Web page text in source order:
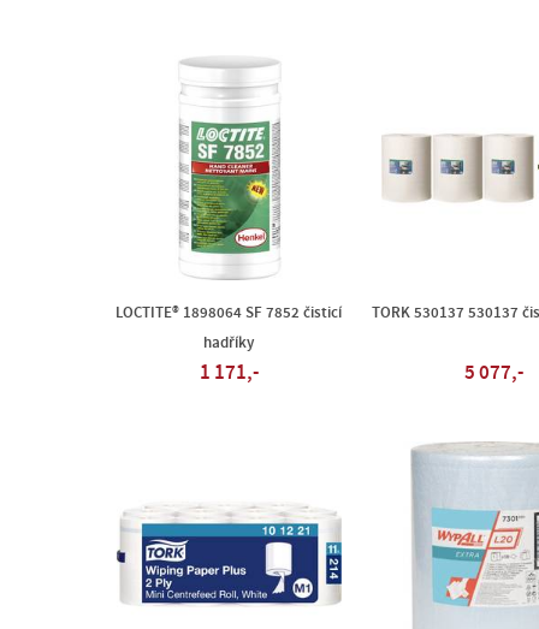
LOCTITE® 1898064 SF 7852 čisticí
hadříky
1 171,-
TORK 530137 530137
5 077,-